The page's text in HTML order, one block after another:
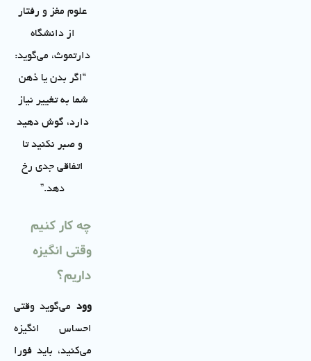
علوم مغز و رفتار
از دانشگاه
دارتموث، می‌گوید:
“اگر بدن یا ذهن
شما به تغییر نیاز
دارد، گوش دهید
و صبر نکنید تا
اتفاقی جدی رخ
دهد.”
چه کار کنیم
وقتی انگیزه
داریم؟
وود می‌گوید وقتی
احساس انگیزه
می‌کنید، باید فورا